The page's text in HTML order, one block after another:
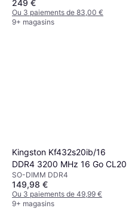
249 €
Ou 3 paiements de 83,00 €
9+ magasins
Kingston Kf432s20ib/16
DDR4 3200 MHz 16 Go CL20
SO-DIMM DDR4
149,98 €
Ou 3 paiements de 49,99 €
9+ magasins